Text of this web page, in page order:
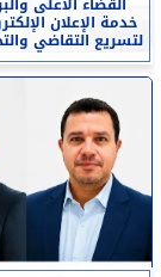
خدمة الإعلان
لتسريع التقاضي